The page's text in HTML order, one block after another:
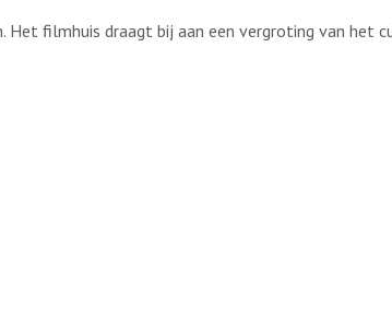
filmhuis draagt bij aan een vergroting van het